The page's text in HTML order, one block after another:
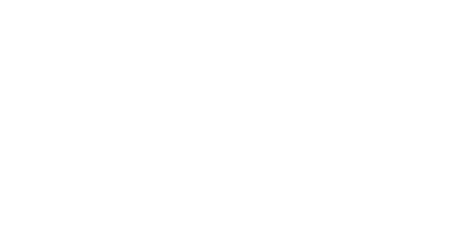
Электронный журнал «Научные
Журнал «Вестник Московского